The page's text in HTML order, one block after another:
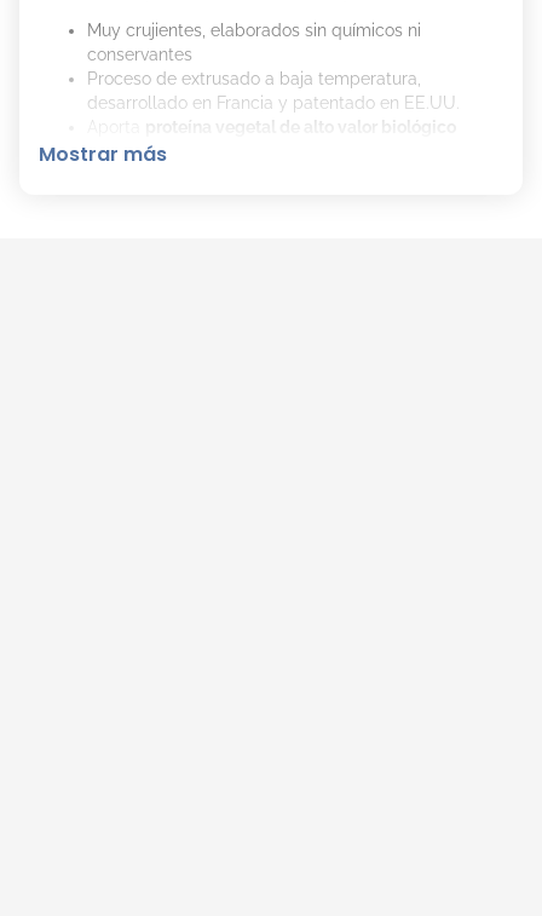
Muy crujientes, elaborados sin químicos ni
conservantes
Proceso de extrusado a baja temperatura,
desarrollado en Francia y patentado en EE.UU.
Aporta
proteína vegetal de alto valor biológico
Perfecto como colación saludable que ayuda a
Mostrar más